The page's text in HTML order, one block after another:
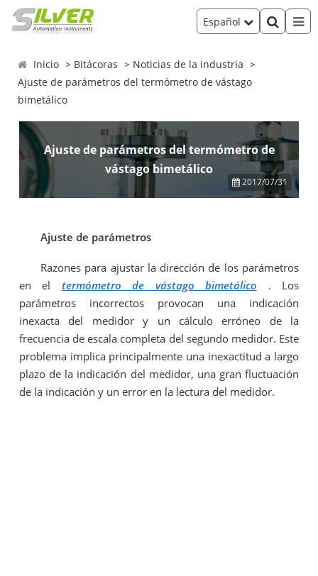
Español
Inicio Bitácoras
Noticias de la industria
Ajuste de parámetros del termómetro de vástago
bimetálico
Ajuste de parámetros del termómetro de
vástago bimetálico
2017/07/31
Ajuste de parámetros
Razones para ajustar la dirección de los parámetros
en el termómetro de vástago bimetálico . Los
parámetros incorrectos provocan una indicación
inexacta del medidor y un cálculo erróneo de la
frecuencia de escala completa del segundo medidor. Este
problema implica principalmente una inexactitud a largo
plazo de la indicación del medidor, una gran fluctuación
de la indicación y un error en la lectura del medidor.